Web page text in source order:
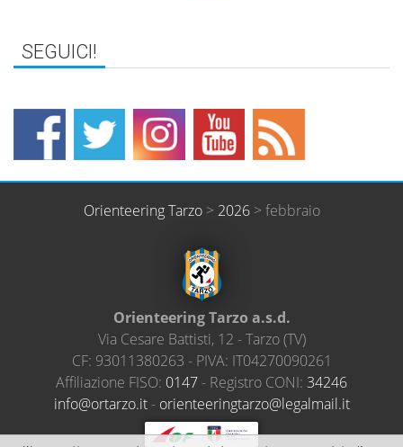
Orienteering Tarzo> 2026> febbraio
Orienteering Tarzo a.s.d.
Via Cesare Battisti, 12 -Tarzo(TV)
CF: 93011380263 - PIVA: IT04270090261
Affiliazione FISO: 0147 - Registro CONI: 34246
ti.li
amlag
el@oz
ratgn
ireet
neiro
-
ti.oz
ratro
@ofni